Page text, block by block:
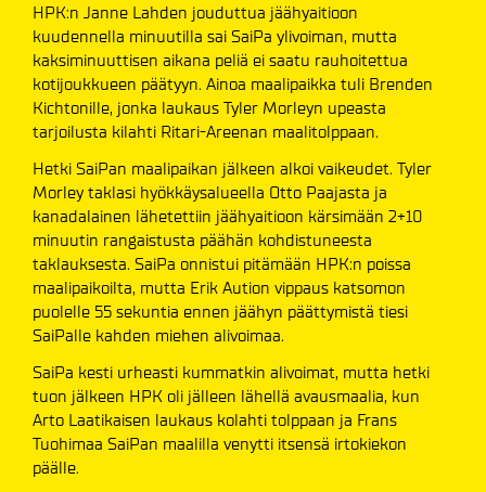
HPK:n Janne Lahden jouduttua jäähyaitioon
kuudennella minuutilla sai SaiPa ylivoiman, mutta
kaksiminuuttisen aikana peliä ei saatu rauhoitettua
kotijoukkueen päätyyn. Ainoa maalipaikka tuli Brenden
Kichtonille, jonka laukaus Tyler Morleyn upeasta
tarjoilusta kilahti Ritari-Areenan maalitolppaan.
Hetki SaiPan maalipaikan jälkeen alkoi vaikeudet. Tyler
Morley taklasi hyökkäysalueella Otto Paajasta ja
kanadalainen lähetettiin jäähyaitioon kärsimään 2+10
minuutin rangaistusta päähän kohdistuneesta
taklauksesta. SaiPa onnistui pitämään HPK:n poissa
maalipaikoilta, mutta Erik Aution vippaus katsomon
puolelle 55 sekuntia ennen jäähyn päättymistä tiesi
SaiPalle kahden miehen alivoimaa.
SaiPa kesti urheasti kummatkin alivoimat, mutta hetki
tuon jälkeen HPK oli jälleen lähellä avausmaalia, kun
Arto Laatikaisen laukaus kolahti tolppaan ja Frans
Tuohimaa SaiPan maalilla venytti itsensä irtokiekon
päälle.